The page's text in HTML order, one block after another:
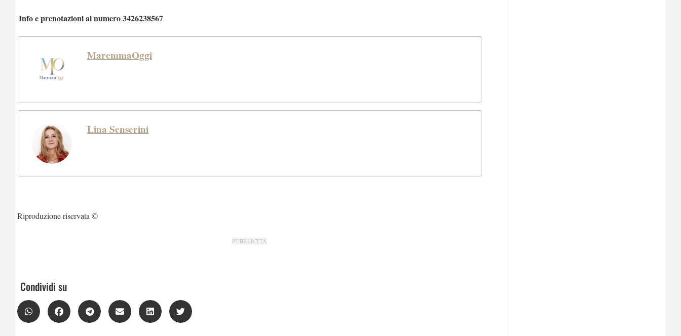
Info e prenotazioni al numero 3426238567
MaremmaOggi
Lina Senserini
Riproduzione riservata ©
PUBBLICITÀ
Condividi su